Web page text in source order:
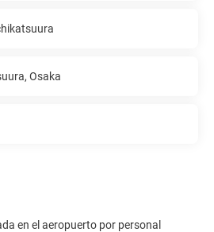
Osaka
en el aeropuerto por personal